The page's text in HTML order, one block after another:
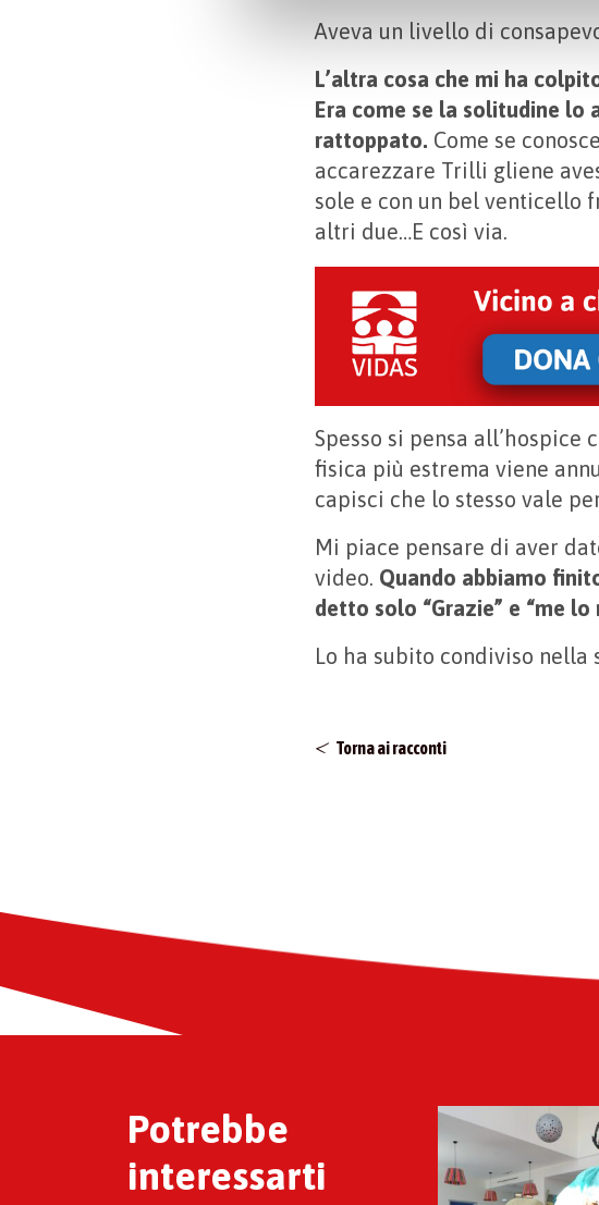
Aveva un livello di
L’altra cosa che mi ha
Era come se la solitudine lo
rattoppato. Come se
accarezzare Trilli gliene
sole e con un bel venticello
altri due…E così via.
Spesso si pensa all’hospice
fisica più estrema viene
capisci che lo stesso vale
Mi piace pensare di aver
video. Quando abbiamo
detto solo “Grazie” e “me lo
Lo ha subito condiviso nella
Torna ai racconti
Potrebbe
interessarti